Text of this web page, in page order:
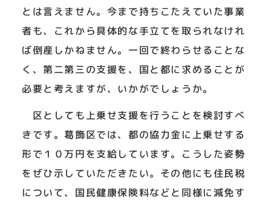
とは言えません。今まで持ちこたえていた事業
者も、これから具体的な手立てを取られなけれ
ば倒産しかねません。一回で終わらせることな
く、第二第三の支援を、国と都に求めることが
必要と考えますが、いかがでしょうか。
区としても上乗せ支援を行うことを検討すべ
きです。葛飾区では、都の協力金に上乗せする
形で１０万円を支給しています。こうした姿勢
をぜひ示していただきたい。その他にも住民税
について、国民健康保険料などと同様に減免す